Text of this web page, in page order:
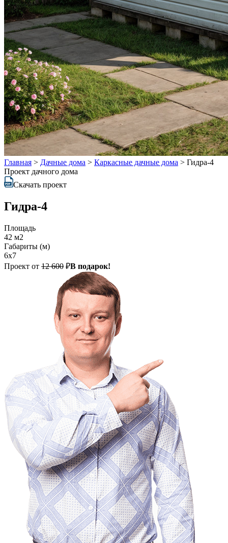
Главная > Дачные дома > Каркасные дачные дома > Гидра-4
Проект дачного дома
Скачать проект
Гидра-4
Площадь
42 м2
Габариты (м)
6х7
Проект от 12 600 ₽В подарок!